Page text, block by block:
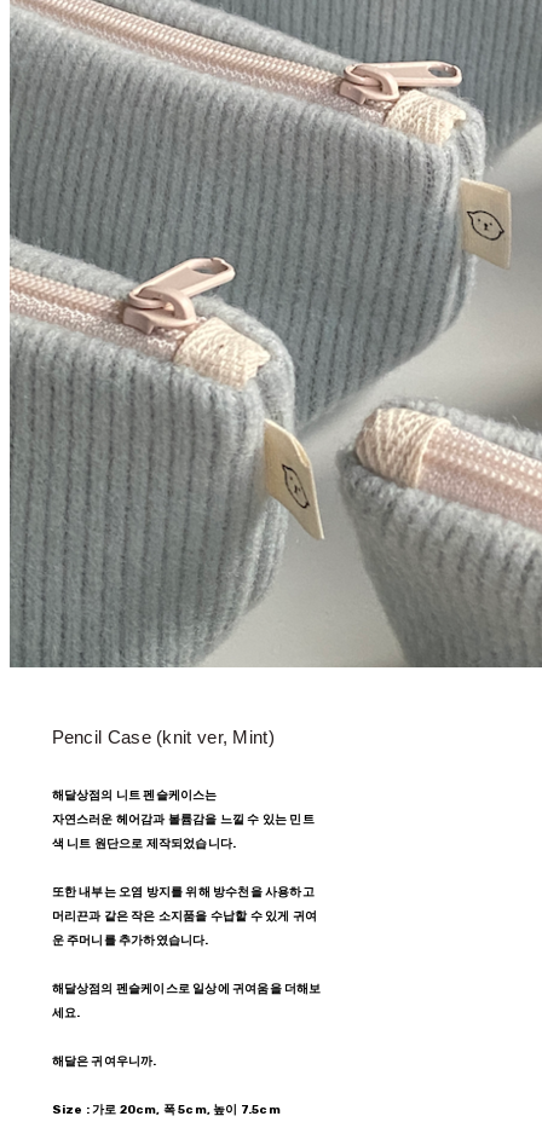
Pencil Case (knit ver, Mint)
해달상점의 니트 펜슬케이스는
자연스러운 헤어감과 볼륨감을 느낄 수 있는 민트
색 니트 원단으로 제작되었습니다.
또한 내부는 오염 방지를 위해 방수천을 사용하고
머리끈과 같은 작은 소지품을 수납할 수 있게 귀여
운 주머니를 추가하였습니다.
해달상점의 펜슬케이스로 일상에 귀여움을 더해보
세요.
해달은 귀여우니까.
Size : 가로 20cm, 폭 5cm, 높이 7.5cm